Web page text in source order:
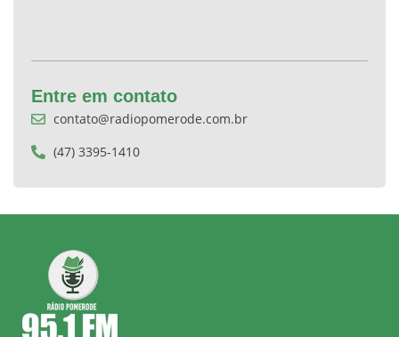
Entre em contato
contato@radiopomerode.com.br
(47) 3395-1410